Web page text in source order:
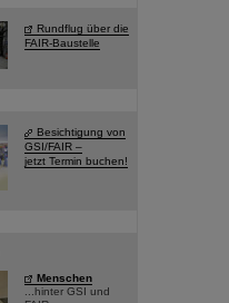
Rundflug über die
FAIR-Baustelle
Besichtigung von
GSI/FAIR –
jetzt Termin buchen!
Menschen
...hinter GSI und